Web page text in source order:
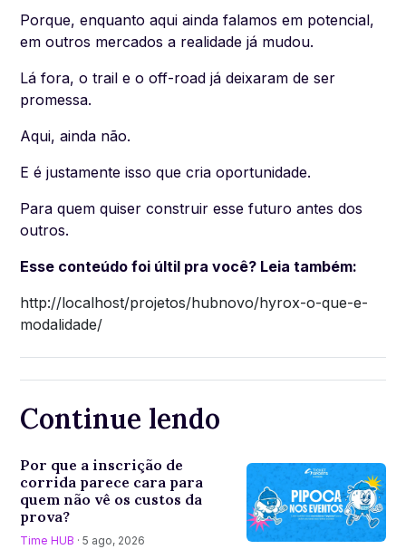
Porque, enquanto aqui ainda falamos em potencial,
em outros mercados a realidade já mudou.
Lá fora, o trail e o off-road já deixaram de ser
promessa.
Aqui, ainda não.
E é justamente isso que cria oportunidade.
Para quem quiser construir esse futuro antes dos
outros.
Esse conteúdo foi últil pra você? Leia também:
http://localhost/projetos/hubnovo/hyrox-o-que-e-
modalidade/
Continue lendo
Por que a inscrição de
corrida parece cara para
quem não vê os custos da
prova?
Time HUB · 5 ago, 2026